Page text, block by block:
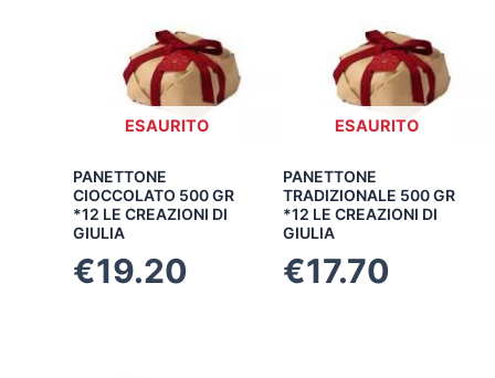
ESAURITO
PANETTONE
CIOCCOLATO 500 GR
*12 LE CREAZIONI DI
GIULIA
€19.20
ESAURITO
PANETTONE
TRADIZIONALE 500 GR
*12 LE CREAZIONI DI
GIULIA
€17.70